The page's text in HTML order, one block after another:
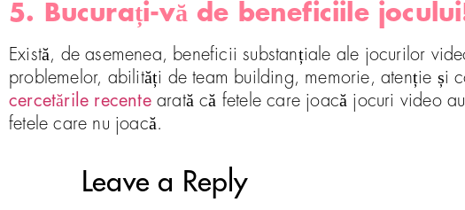
5. Bucurați-vă de beneficiile
Există, de asemenea, beneficii substanțiale ale jocurilor
problemelor, abilități de team building, memorie, atenție și
cercetările recentearată că fetele care joacă jocuri video
fetele care nu joacă.
Leave a Reply